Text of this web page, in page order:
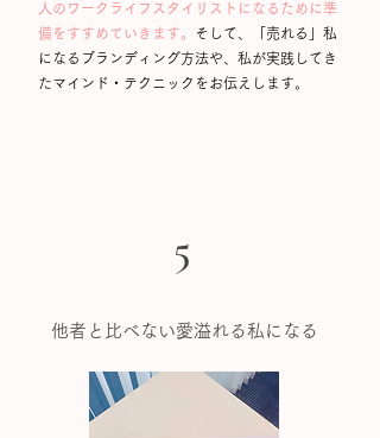
人のワークライフスタイリストになるために準
備をすすめていきます。
そして、「売れる」私
になるブランディング方法や、私が実践してき
たマインド・テクニックをお伝えします。
5
​他者と比べない愛溢れる私になる